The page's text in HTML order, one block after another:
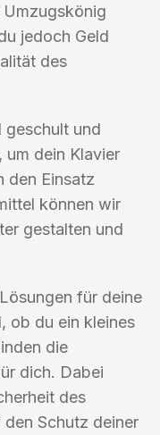
jedoch Geld
des
geschult und
dein Klavier
den Einsatz
können wir
gestalten und
für deine
ob du ein kleines
die
dich. Dabei
des
Schutz deiner